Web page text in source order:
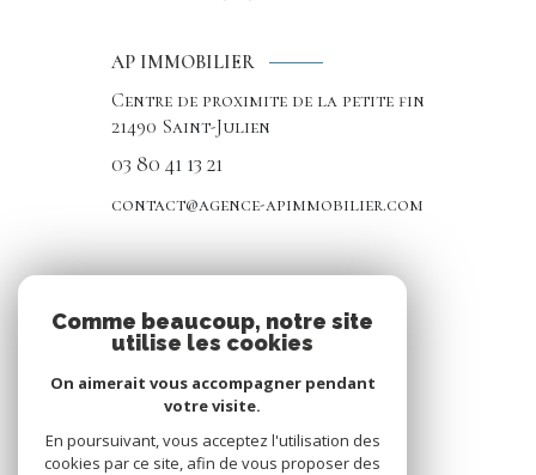
AP IMMOBILIER
Centre de proximite de la petite fin
21490 Saint-Julien
03 80 41 13 21
contact@agence-apimmobilier.com
Nous suivre
Comme beaucoup, notre site
utilise les cookies
On aimerait vous accompagner pendant
votre visite.
En poursuivant, vous acceptez l'utilisation des
cookies par ce site, afin de vous proposer des